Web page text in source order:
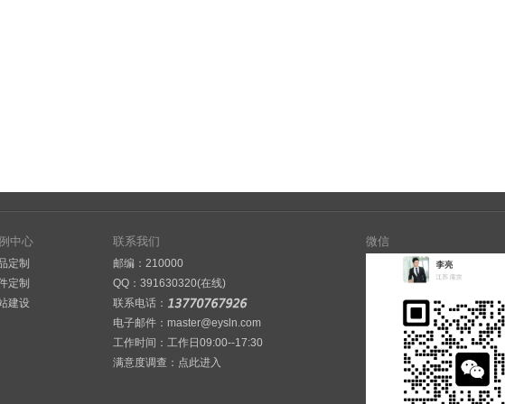
中心
定制
定制
建设
联系我们
邮编：210000
QQ： 391630320(在线)
联系电话：
电子邮件：master@eysln.com
工作时间：工作日09:00--17:30
满意度调查： 点此进入
微信